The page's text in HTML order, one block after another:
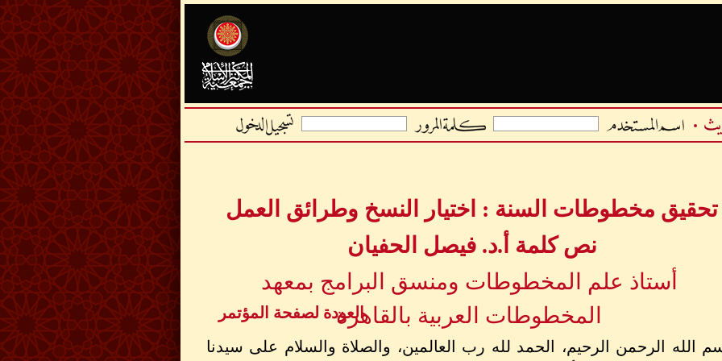
تحقيق مخطوطات السنة : اختيار النسخ وطرائق العمل
نص كلمة أ.د. فيصل الحفيان
أستاذ علم المخطوطات ومنسق البرامج بمعهد
المخطوطات العربية بالقاهرةالعودة لصفحة المؤتمر
الله الرحمن الرحيم، الحمد لله رب العالمين، والصلاة والسلام على سيدنا